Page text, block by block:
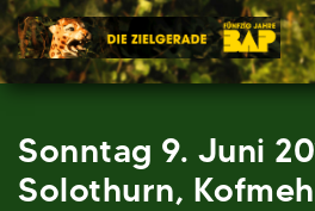
Skip
to
content
Sonntag 9. Juni
Solothurn,